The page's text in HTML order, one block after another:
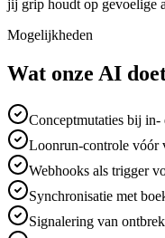
jij grip houdt op gevoelige
Mogelijkheden
Wat onze AI
Conceptmutaties bij in-
Loonrun-controle vóór
Webhooks als trigger
Synchronisatie met
Signalering van